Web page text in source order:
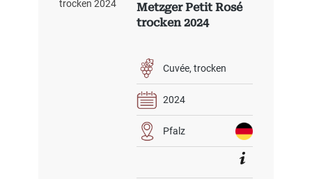
Metzger Petit Rosé
trocken 2024
Cuvée trocken
2024
Pfalz